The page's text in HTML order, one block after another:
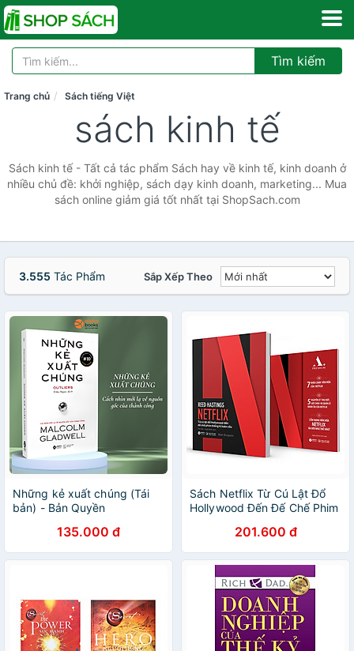
Tìm kiếm
Trang chủ Sách tiếng Việt
sách kinh tế
Sách kinh tế - Tất cả tác phẩm Sách hay về kinh tế, kinh doanh ở
nhiều chủ đề: khởi nghiệp, sách dạy kinh doanh, marketing... Mua
sách online giảm giá tốt nhất tại ShopSach.com
3.555 Tác Phẩm Sắp Xếp Theo
Những kẻ xuất chúng (Tái
bản) - Bản Quyền
135.000 đ
Sách Netflix Từ Cú Lật Đổ
Hollywood Đến Đế Chế Phim
kèm sổ tay)201.600 đ